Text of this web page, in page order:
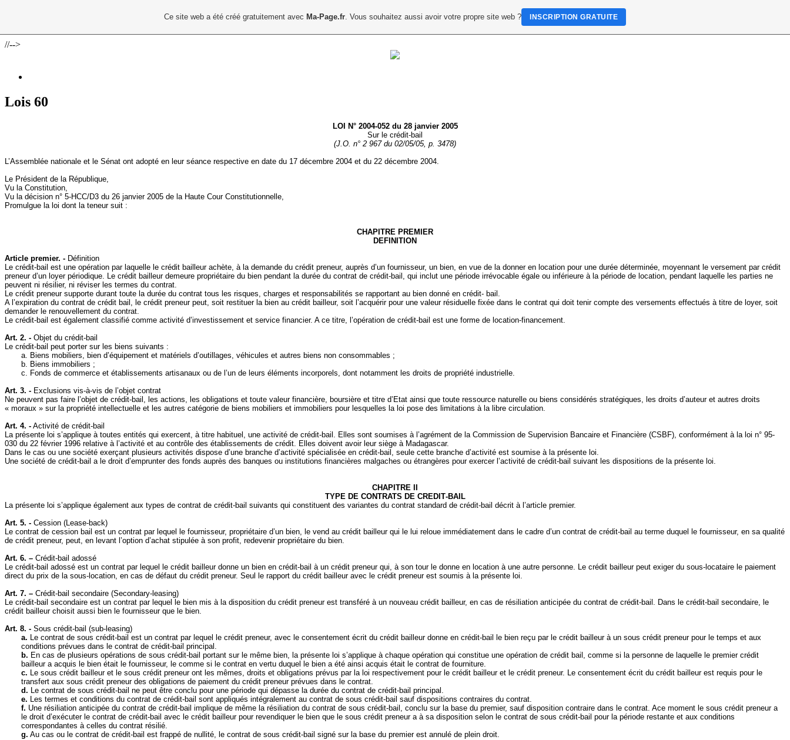
//-->
Lois 60
LOI N° 2004‑052 du 28 janvier 2005
Sur le crédit‑bail
(J.O. n° 2 967 du 02/05/05, p. 3478)
L’Assemblée nationale et le Sénat ont adopté en leur séance respective en date du 17 décembre 2004 et du 22 décembre 2004.
Le Président de la République,
Vu la Constitution,
Vu la décision n° 5‑HCC/D3 du 26 janvier 2005 de la Haute CourConstitutionnelle,
Promulgue la loi dont la teneur suit :
CHAPITRE PREMIER
DEFINITION
Article premier. - Définition
Le crédit‑bail est une opération par laquelle le crédit bailleur achète, à la demande du crédit preneur, auprès d’un fournisseur, un bien, en vue de la donner en location pour une durée déterminée, moyennant le versement par crédit
preneur d’un loyer périodique. Le crédit bailleur demeure propriétaire du bien pendant la durée du contrat de crédit‑bail, qui inclut une période irrévocable égale ou inférieure à la période de location, pendant laquelle les parties ne
peuvent ni résilier, ni réviser les termes du contrat.
Le crédit preneur supporte durant toute la durée du contrat tous les risques, charges et responsabilités se rapportant au bien donné en crédit- bail.
A l’expiration du contrat de crédit bail, le crédit preneur peut, soit restituer la bien au crédit bailleur, soit l’acquérir pour une valeur résiduelle fixée dans le contrat qui doit tenir compte des versements effectués à titre de loyer, soit
demander le renouvellement du contrat.
Le crédit-bail est également classifié comme activité d’investissement et service financier. A ce titre, l’opération de crédit‑bail est une forme de location‑financement.
Art. 2. - Objet du crédit‑bail
Le crédit-bail peut porter sur les biens suivants :
a. Biens mobiliers, bien d’équipement et matériels d’outillages, véhicules et autres biens non consommables ;
b. Biens immobiliers ;
c. Fonds de commerce et établissements artisanaux ou de l’un de leurs éléments incorporels, dont notamment les droits de propriété industrielle.
Art. 3. - Exclusions vis‑à‑vis de l’objet contrat
Ne peuvent pas faire l’objet de crédit‑bail, les actions, les obligations et toute valeur financière, boursière et titre d’Etat ainsi que toute ressource naturelle ou biens considérés stratégiques, les droits d’auteur et autres droits
« moraux » sur la propriété intellectuelle et les autres catégorie de biens mobiliers et immobiliers pour lesquelles la loi pose des limitations à la libre circulation.
Art. 4. - Activité de crédit‑bail
La présente loi s’applique à toutes entités qui exercent, à titre habituel, une activité de crédit‑bail. Elles sont soumises à l’agrément de la Commission de Supervision Bancaire et Financière (CSBF), conformément à la loi n° 95-
030 du 22 février 1996 relative à l’activité et au contrôle des établissements de crédit. Elles doivent avoir leur siège à Madagascar.
Dans le cas ou une société exerçant plusieurs activités dispose d’une branche d’activité spécialisée en crédit‑bail, seule cette branche d’activité est soumise à la présente loi.
Une société de crédit-bail a le droit d’emprunter des fonds auprès des banques ou institutions financières malgaches ou étrangères pour exercer l’activité de crédit‑bail suivant les dispositions de la présente loi.
CHAPITRE II
TYPE DE CONTRATS DE CREDIT‑BAIL
La présente loi s’applique également aux types de contrat de crédit-bail suivants qui constituent des variantes du contrat standard de crédit‑bail décrit à l’article premier.
Art. 5. - Cession (Lease‑back)
Le contrat de cession bail est un contrat par lequel le fournisseur, propriétaire d’un bien, le vend au crédit bailleur qui le lui reloue immédiatement dans le cadre d’un contrat de crédit‑bail au terme duquel le fournisseur, en sa qualité
de crédit preneur, peut, en levant l’option d’achat stipulée à son profit, redevenir propriétaire du bien.
Art. 6. – Crédit‑bail adossé
Le crédit-bail adossé est un contrat par lequel le crédit bailleur donne un bien en crédit‑bail à un crédit preneur qui, à son tour le donne en location à une autre personne. Le crédit bailleur peut exiger du sous‑locataire le paiement
direct du prix de la sous‑location, en cas de défaut du crédit preneur. Seul le rapport du crédit bailleur avec le crédit preneur est soumis à la présente loi.
Art. 7. – Crédit‑bail secondaire (Secondary‑leasing)
Le crédit‑bail secondaire est un contrat par lequel le bien mis à la disposition du crédit preneur est transféré à un nouveau crédit bailleur, en cas de résiliation anticipée du contrat de crédit‑bail. Dans le crédit‑bail secondaire, le
crédit bailleur choisit aussi bien le fournisseur que le bien.
Art. 8. - Sous crédit‑bail (sub‑leasing)
a. Le contrat de sous crédit‑bail est un contrat par lequel le crédit preneur, avec le consentement écrit du crédit bailleur donne en crédit‑bail le bien reçu par le crédit bailleur à un sous crédit preneur pour le temps et aux
conditions prévues dans le contrat de crédit‑bail principal.
b. En cas de plusieurs opérations de sous crédit‑bail portant sur le même bien, la présente loi s’applique à chaque opération qui constitue une opération de crédit bail, comme si la personne de laquelle le premier crédit
bailleur a acquis le bien était le fournisseur, le comme si le contrat en vertu duquel le bien a été ainsi acquis était le contrat de fourniture.
c. Le sous crédit bailleur et le sous crédit preneur ont les mêmes, droits et obligations prévus par la loi respectivement pour le crédit bailleur et le crédit preneur. Le consentement écrit du crédit bailleur est requis pour le
transfert aux sous crédit preneur des obligations de paiement du crédit preneur prévues dans le contrat.
d. Le contrat de sous crédit‑bail ne peut être conclu pour une période qui dépasse la durée du contrat de crédit‑bail principal.
e. Les termes et conditions du contrat de crédit‑bail sont appliqués intégralement au contrat de sous crédit‑bail sauf dispositions contraires du contrat.
f. Une résiliation anticipée du contrat de crédit‑bail implique de même la résiliation du contrat de sous crédit‑bail, conclu sur la base du premier, sauf disposition contraire dans le contrat. Ace moment le sous crédit preneur a
le droit d’exécuter le contrat de crédit‑bail avec le crédit bailleur pour revendiquer le bien que le sous crédit preneur a à sa disposition selon le contrat de sous crédit‑bail pour la période restante et aux conditions
correspondantes à celles du contrat résilié.
g. Au cas ou le contrat de crédit‑bail est frappé de nullité, le contrat de sous crédit‑bail signé sur la base du premier est annulé de plein droit.
Ce site web a été créé gratuitement avec Ma-Page.fr. Vous souhaitez aussi avoir votre propre site web ? INSCRIPTION GRATUITE